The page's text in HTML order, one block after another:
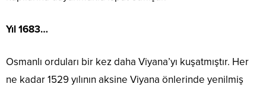
Yıl 1683…
Osmanlı orduları bir kez daha Viyana’yı kuşatmıştır. Her
ne kadar 1529 yılının aksine Viyana önlerinde yenilmiş